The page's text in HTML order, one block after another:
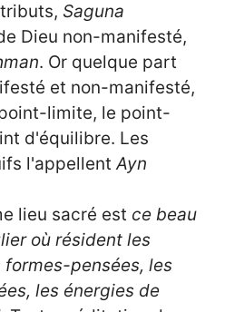
Saguna
Dieu non-manifesté,
. Or quelque part
et non-manifesté,
limite, le point-
d'équilibre. Les
l'appellentAyn
lieu sacré est ce beau
où résident les
formes-pensées, les
les énergies de